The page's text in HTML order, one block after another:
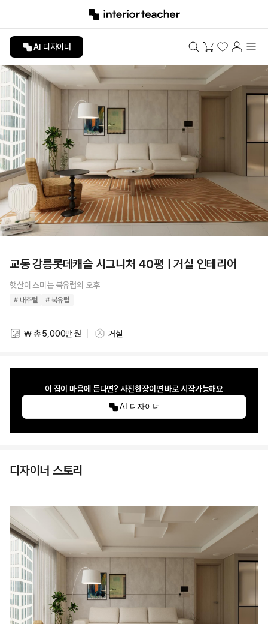
AI 디자이너
교동 강릉롯데캐슬 시그니처 40평ㅣ거실 인테리어
햇살이 스미는 북유럽의 오후
# 내추럴 # 북유럽
스타일링 비용
₩ 총 5,000만 원 스타일링 공간
거실
이 집이 마음에 든다면? 사진한장이면 바로 시작가능해요
AI 디자이너
디자이너 스토리